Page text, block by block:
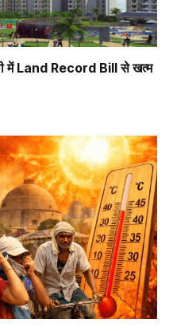
में Land Record Bill से खत्म